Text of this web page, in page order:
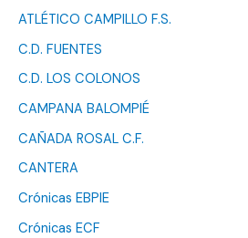
ATLÉTICO CAMPILLO F.S.
C.D. FUENTES
C.D. LOS COLONOS
CAMPANA BALOMPIÉ
CAÑADA ROSAL C.F.
CANTERA
Crónicas EBPIE
Crónicas ECF